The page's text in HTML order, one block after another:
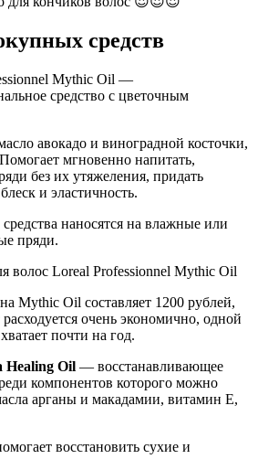
средств
Mythic Oil —
средство с цветочным
авокадо и виноградной косточки,
мгновенно напитать,
без их утяжеления, придать
и эластичность.
наносятся на влажные или
пряди.
Mythic Oil составляет 1200 рублей,
очень экономично, одной
почти на год.
Healing Oil — восстанавливающее
компонентов которого можно
арганы и макадамии, витамин Е,
восстановить сухие и